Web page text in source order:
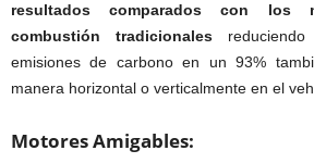
resultados comparados con los
combustión tradicionalesreduciendo
emisiones de carbono en un 93%
manera horizontal o verticalmente en el
Motores Amigables: